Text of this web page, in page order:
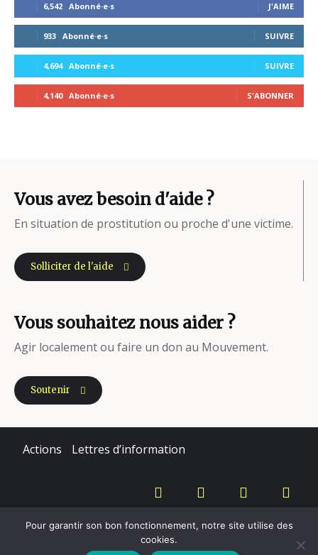
6,542 Abonné·e·s J'AIME
933 Abonné·e·s SUIVRE
4,694 Abonné·e·s SUIVRE
4,140 Abonné·e·s S'ABONNER
Vous avez besoin d'aide ?
En situation de prostitution ou proche d'une victime.
Solliciter de l'aide
Vous souhaitez nous aider ?
Agir localement ou faire un don au Mouvement.
Soutenir
Actions Lettres d’information
Copyright - Mouvement du Nid - 2020
Pour garantir son bon fonctionnement, notre site utilise des
cookies.